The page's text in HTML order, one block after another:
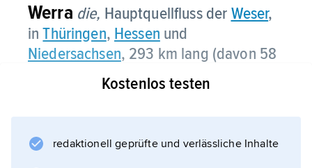
Werra die, Hauptquellfluss der Weser,
inThüringen, Hessen und
Niedersachsen, 293 km lang (davon 58
km schiffbar), Einzugsgebiet 5 502 km
Kostenlos testen
redaktionell geprüfte und verlässliche Inhalte